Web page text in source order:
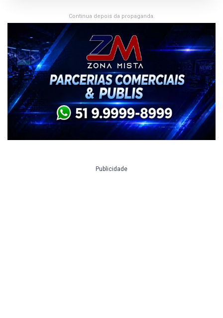
Continua depois da propaganda.
Publicidade